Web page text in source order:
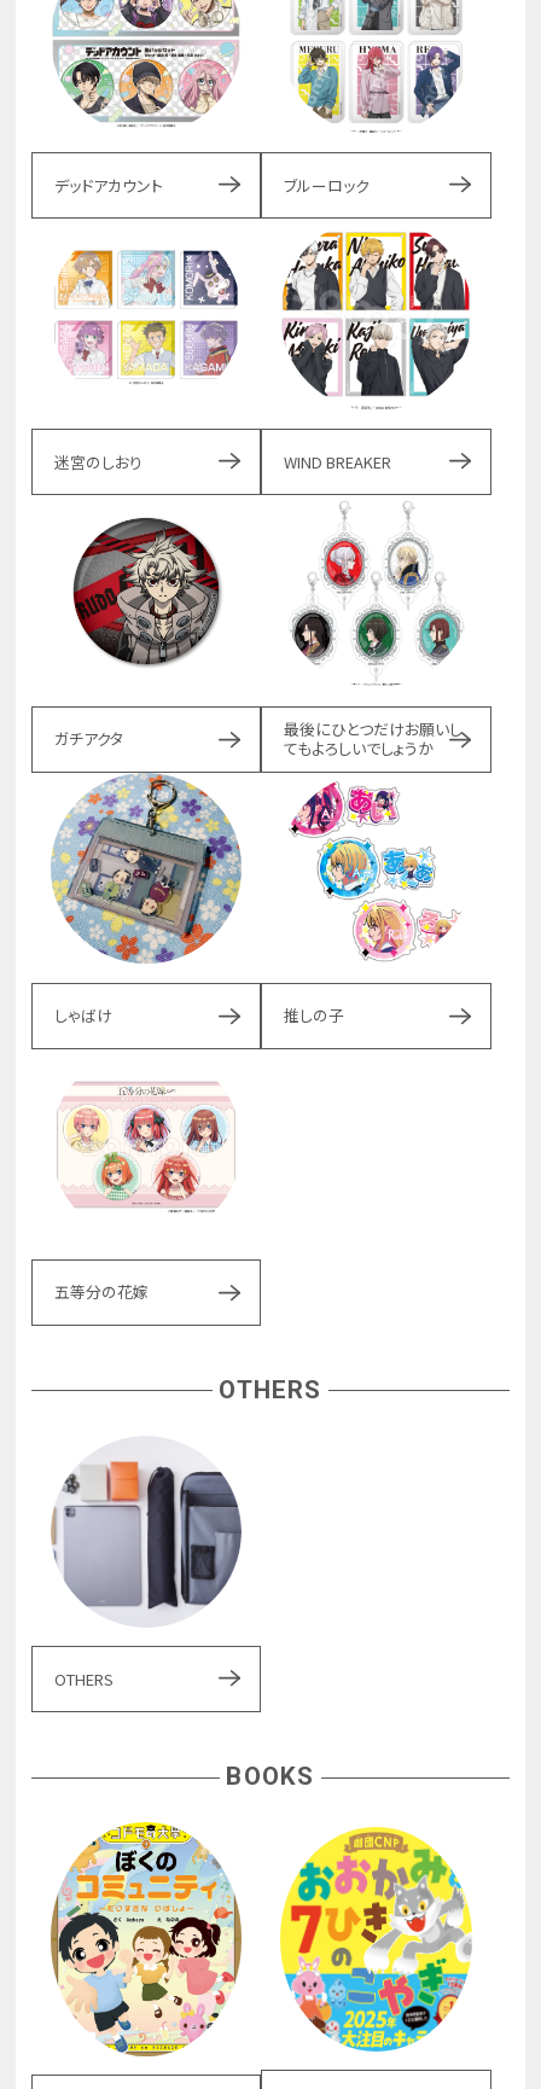
デッドアカウント ブルーロック
迷宮のしおり WIND BREAKER
ガチアクタ
最後にひとつだけお願いし
てもよろしいでしょうか
しゃばけ 推しの子
五等分の花嫁
OTHERS
OTHERS
BOOKS